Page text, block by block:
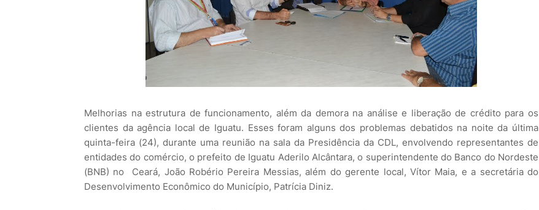
Melhorias na estrutura de funcionamento, além da demora na análise e liberação de crédito para os
clientes da agência local de Iguatu. Esses foram alguns dos problemas debatidos na noite da última
quinta-feira (24), durante uma reunião na sala da Presidência da CDL, envolvendo representantes de
entidades do comércio, o prefeito de Iguatu Aderilo Alcântara, o superintendente do Banco do Nordeste
(BNB) no Ceará, João Robério Pereira Messias, além do gerente local, Vítor Maia, e a secretária do
Desenvolvimento Econômico do Município, Patrícia Diniz.